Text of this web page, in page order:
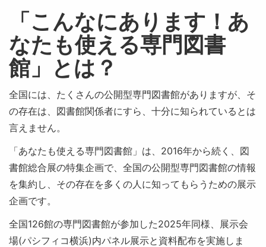
「こんなにあります！あ
なたも使える専門図書
館」とは？
全国には、たくさんの公開型専門図書館がありますが、そ
の存在は、図書館関係者にすら、十分に知られているとは
言えません。
「あなたも使える専門図書館」は、2016年から続く、図
書館総合展の特集企画で、全国の公開型専門図書館の情報
を集約し、その存在を多くの人に知ってもらうための展示
企画です。
全国126館の専門図書館が参加した2025年同様、展示会
場(パシフィコ横浜)内パネル展示と資料配布を実施しま